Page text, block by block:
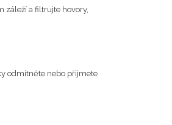
záleží a filtrujte hovory,
odmítněte nebo přijmete